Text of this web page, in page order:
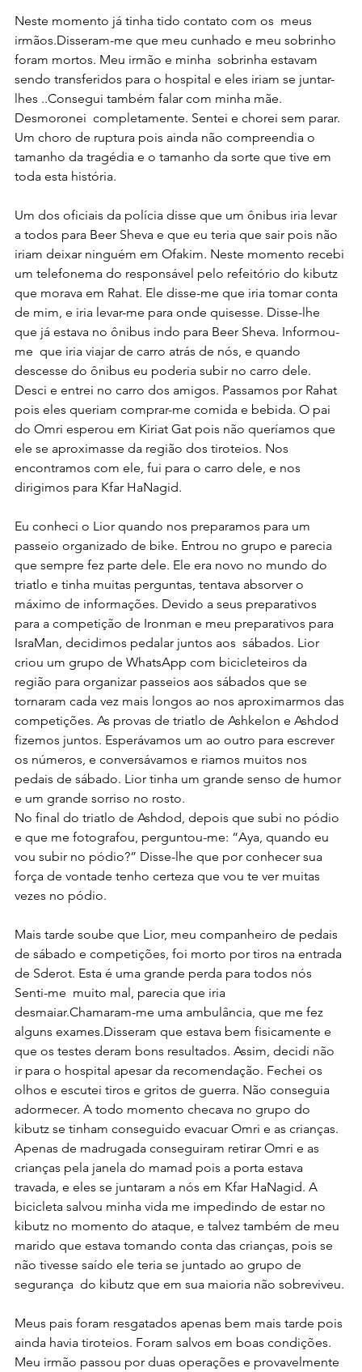
Neste momento já tinha tido contato com os  meus
irmãos.Disseram-me que meu cunhado e meu sobrinho
foram mortos. Meu irmão e minha  sobrinha estavam
sendo transferidos para o hospital e eles iriam se juntar-
lhes ..Consegui também falar com minha mãe.
Desmoronei  completamente. Sentei e chorei sem parar.
Um choro de ruptura pois ainda não compreendia o
tamanho da tragédia e o tamanho da sorte que tive em
toda esta história.
Um dos oficiais da polícia disse que um ônibus iria levar
a todos para Beer Sheva e que eu teria que sair pois não
iriam deixar ninguém em Ofakim. Neste momento recebi
um telefonema do responsável pelo refeitório do kibutz
que morava em Rahat. Ele disse-me que iria tomar conta
de mim, e iria levar-me para onde quisesse. Disse-lhe
que já estava no ônibus indo para Beer Sheva. Informou-
me  que iria viajar de carro atrás de nós, e quando
descesse do ônibus eu poderia subir no carro dele.
Desci e entrei no carro dos amigos. Passamos por Rahat
pois eles queriam comprar-me comida e bebida. O pai
do Omri esperou em Kiriat Gat pois não queríamos que
ele se aproximasse da região dos tiroteios. Nos
encontramos com ele, fui para o carro dele, e nos
dirigimos para Kfar HaNagid.
Eu conheci o Lior quando nos preparamos para um
passeio organizado de bike. Entrou no grupo e parecia
que sempre fez parte dele. Ele era novo no mundo do
triatlo e tinha muitas perguntas, tentava absorver o
máximo de informações. Devido a seus preparativos
para a competição de Ironman e meu preparativos para
IsraMan, decidimos pedalar juntos aos  sábados. Lior
criou um grupo de WhatsApp com bicicleteiros da
região para organizar passeios aos sábados que se
tornaram cada vez mais longos ao nos aproximarmos das
competições. As provas de triatlo de Ashkelon e Ashdod
fizemos juntos. Esperávamos um ao outro para escrever
os números, e conversávamos e riamos muitos nos
pedais de sábado. Lior tinha um grande senso de humor
e um grande sorriso no rosto.
No final do triatlo de Ashdod, depois que subi no pódio
e que me fotografou, perguntou-me: “Aya, quando eu
vou subir no pódio?” Disse-lhe que por conhecer sua
força de vontade tenho certeza que vou te ver muitas
vezes no pódio.
Mais tarde soube que Lior, meu companheiro de pedais
de sábado e competições, foi morto por tiros na entrada
de Sderot. Esta é uma grande perda para todos nós
Senti-me  muito mal, parecia que iria
desmaiar.Chamaram-me uma ambulância, que me fez
alguns exames.Disseram que estava bem fisicamente e
que os testes deram bons resultados. Assim, decidi não
ir para o hospital apesar da recomendação. Fechei os
olhos e escutei tiros e gritos de guerra. Não conseguia
adormecer. A todo momento checava no grupo do
kibutz se tinham conseguido evacuar Omri e as crianças.
Apenas de madrugada conseguiram retirar Omri e as
crianças pela janela do mamad pois a porta estava
travada, e eles se juntaram a nós em Kfar HaNagid. A
bicicleta salvou minha vida me impedindo de estar no
kibutz no momento do ataque, e talvez também de meu
marido que estava tomando conta das crianças, pois se
não tivesse saído ele teria se juntado ao grupo de
segurança  do kibutz que em sua maioria não sobreviveu.
Meus pais foram resgatados apenas bem mais tarde pois
ainda havia tiroteios. Foram salvos em boas condições.
Meu irmão passou por duas operações e provavelmente